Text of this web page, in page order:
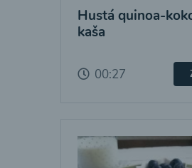
Hustá quinoa-
kaša
00:27